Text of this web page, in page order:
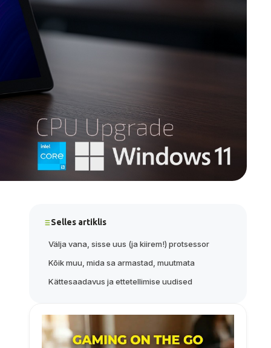
Selles artiklis
Välja vana, sisse uus (ja kiirem!) protsessor
Kõik muu, mida sa armastad, muutmata
Kättesaadavus ja ettetellimise uudised